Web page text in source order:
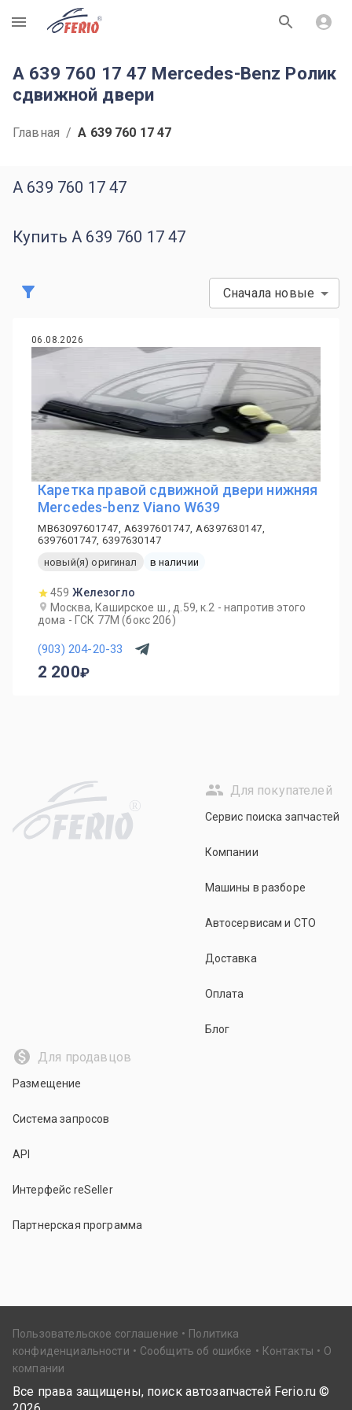
R
A 639 760 17 47 Mercedes-Benz Ролик
сдвижной двери
Главная / A 639 760 17 47
A 639 760 17 47
Купить A 639 760 17 47
Сначала новые
06.08.2026
Каретка правой сдвижной двери нижняя
Mercedes-benz Viano W639
MB63097601747, A6397601747, A6397630147,
6397601747, 6397630147
новый(я) оригинал
в наличии
459 Железогло
Москва, Каширское ш., д.59, к.2 - напротив этого
дома - ГСК 77М (бокс 206)
(903) 204-20-33
2 200
R
Для покупателей
Сервис поиска запчастей
Компании
Машины в разборе
Автосервисам и СТО
Доставка
Оплата
Блог
Для продавцов
Размещение
Система запросов
API
Интерфейс reSeller
Партнерская программа
Пользовательское соглашение
Политика
конфиденциальности
Сообщить об ошибке Контакты
О
компании
Все права защищены, поиск автозапчастей Ferio.ru ©